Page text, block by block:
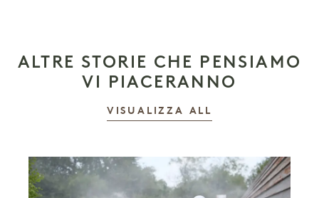
ALTRE STORIE CHE PENSIAMO
VI PIACERANNO
VISUALIZZA ALL